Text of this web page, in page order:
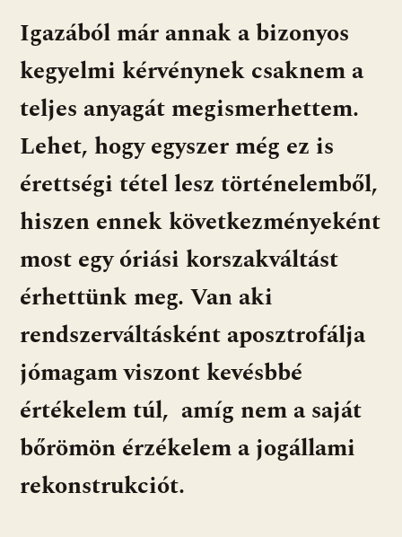
e
b
o
o
k
er at
s
A
p
p
d
di
t
ai
l
t za
m
e
g
Igazából már annak a bizonyos
kegyelmi kérvénynek csaknem a
teljes anyagát megismerhettem.
Lehet, hogy egyszer még ez is
érettségi tétel lesz történelemből,
hiszen ennek következményeként
most egy óriási korszakváltást
érhettünk meg. Van aki
rendszerváltásként aposztrofálja
jómagam viszont kevésbbé
értékelem túl, amíg nem a saját
bőrömön érzékelem a jogállami
rekonstrukciót.